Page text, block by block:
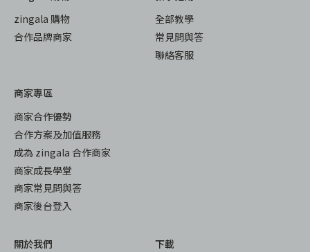
zingala 購物
合作品牌商家
全部教學
常見問與答
聯絡客服
商家專區
商家合作優勢
合作方案及加值服務
成為 zingala 合作商家
商家成長學堂
商家常見問與答
商家後台登入
關於我們
下載